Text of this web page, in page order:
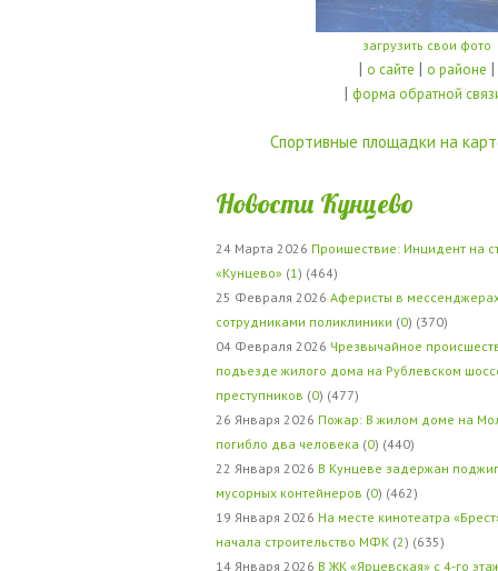
загрузить свои фото
| о сайте | о районе |
| форма обратной
Спортивные площадки на
Новости Кунцево
24 Марта 2026 Проишествие: Инцидент на
«Кунцево» (1 ) (464)
25 Февраля 2026 Аферисты в
сотрудниками поликлиники (0) (370)
04 Февраля 2026 Чрезвычайное
подъезде жилого дома на Рублевском
преступников (0) (477)
26 Января 2026 Пожар: В жилом доме на
погибло два человека (0) (440)
22 Января 2026 В Кунцеве задержан
мусорных контейнеров (0) (462)
19 Января 2026 На месте кинотеатра
начала строительство МФК (2) (635)
14 Января 2026 В ЖК «Ярцевская» с 4-го